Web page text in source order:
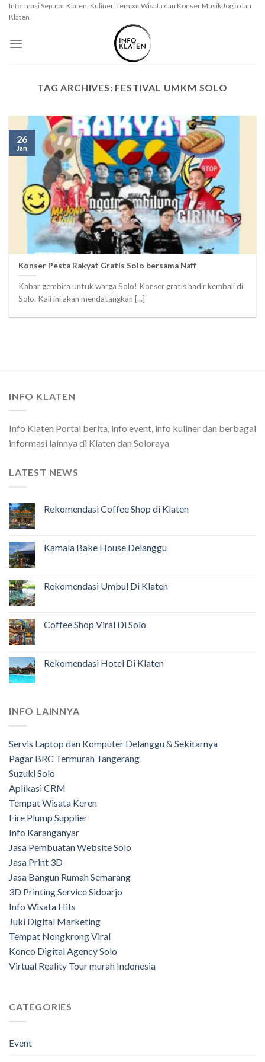
SkipInformasi Seputar Klaten, Kuliner, Tempat Wisata dan Konser Musik Jogja dan
Klaten
TAG ARCHIVES: FESTIVAL UMKM SOLO
Konser Pesta Rakyat Gratis Solo bersama Naff
Kabar gembira untuk warga Solo! Konser gratis hadir kembali di
Solo. Kali ini akan mendatangkan [...]
26
Jan
INFO KLATEN
Info Klaten Portal berita, info event, info kuliner dan berbagai
informasi lainnya di Klaten dan Soloraya
LATEST NEWS
Rekomendasi Coffee Shop di Klaten
Kamala Bake House Delanggu
Rekomendasi Umbul Di Klaten
Coffee Shop Viral Di Solo
Rekomendasi Hotel Di Klaten
INFO LAINNYA
Servis Laptop dan Komputer Delanggu & Sekitarnya
Pagar BRC Termurah Tangerang
Suzuki Solo
Aplikasi CRM
Tempat Wisata Keren
Fire Plump Supplier
Info Karanganyar
Jasa Pembuatan Website Solo
Jasa Print 3D
Jasa Bangun Rumah Semarang
3D Printing Service Sidoarjo
Info Wisata Hits
Juki Digital Marketing
Tempat Nongkrong Viral
Konco Digital Agency Solo
Virtual Reality Tour murah Indonesia
CATEGORIES
Event